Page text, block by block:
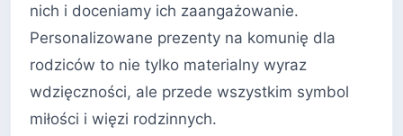
nich i doceniamy ich zaangażowanie.
Personalizowane prezenty na komunię dla
rodziców to nie tylko materialny wyraz
wdzięczności, ale przede wszystkim symbol
miłości i więzi rodzinnych.